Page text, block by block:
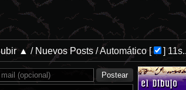
▲ / Nuevos Posts/Automático[ ]